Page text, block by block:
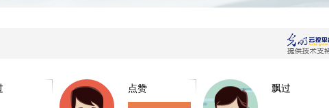
点赞 飘过